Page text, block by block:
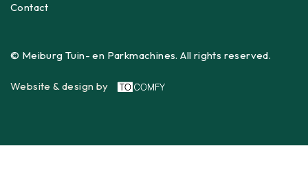
Contact
© Meiburg Tuin- en Parkmachines. All rights reserved.
Website & design by